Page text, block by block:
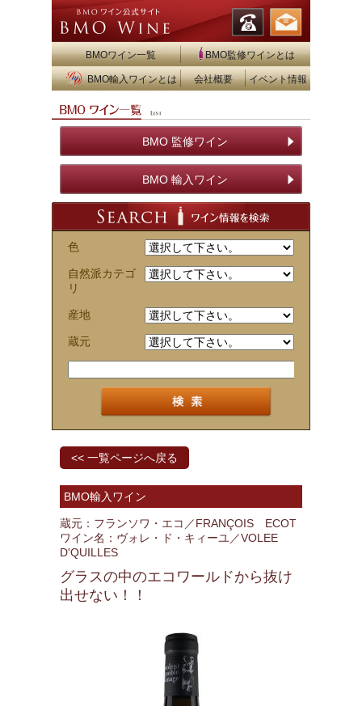
BMOワイン一覧 BMO監修ワインとは
BMO輸入ワインとは 会社概要 イベント情報
BMO 監修ワイン
BMO 輸入ワイン
色
自然派カテゴ
リ
産地
蔵元
<< 一覧ページへ戻る
BMO輸入ワイン
蔵元：フランソワ・エコ／FRANÇOIS ECOT
ワイン名：ヴォレ・ド・キィーユ／VOLEE
D'QUILLES
グラスの中のエコワールドから抜け
出せない！！